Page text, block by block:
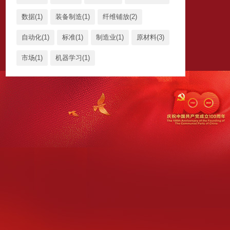
数据(1) 装备制造(1) 纤维铺放(2)
自动化(1) 标准(1) 制造业(1) 原材料(3)
市场(1) 机器学习(1)